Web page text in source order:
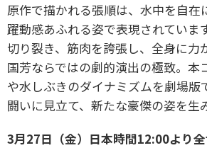
原作で描かれる張順は、水中を自在
躍動感あふれる姿で表現されていま
切り裂き、筋肉を誇張し、全身に力
国芳ならではの劇的演出の極致。本
や水しぶきのダイナミズムを劇場版
闘いに見立て、新たな豪傑の姿を生
3月27日（金）日本時間12:00より